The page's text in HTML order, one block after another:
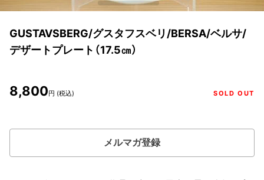
GUSTAVSBERG/グスタフスベリ/BERSA/ベルサ/
デザートプレート（17.5㎝）
8,800円 (税込) SOLD OUT
メルマガ登録